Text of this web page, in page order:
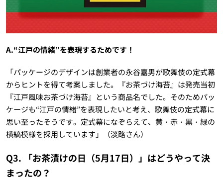
A.“江戸の情緒”を表現するためです！
「パッケージのデザインは創業者の永谷嘉男が歌舞伎の定式幕
からヒントを得て考案しました。『お茶づけ海苔』は発売当初
『江戸風味お茶づけ海苔』という商品名でした。そのためパッ
ケージも“江戸の情緒”を表現したいと考え、歌舞伎の定式幕に
思い至ったそうです。定式幕になぞらえて、黄・赤・黒・緑の
横縞模様を採用しています」（淡路さん）
Q3. 「お茶漬けの日（5月17日）」はどうやって決
まったの？